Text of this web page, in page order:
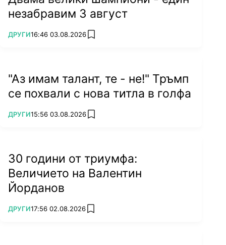
незабравим 3 август
ПОВЕЧЕ ОТ
ДРУГИ16:46 03.08.2026 add favorites
"Аз имам талант, те - не!" Тръмп
се похвали с нова титла в голфа
ПОВЕЧЕ ОТ
ДРУГИ15:56 03.08.2026 add favorites
30 години от триумфа:
Величието на Валентин
Йорданов
ПОВЕЧЕ ОТ
ДРУГИ17:56 02.08.2026 add favorites